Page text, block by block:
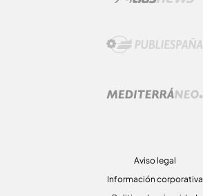
Aviso legal
Información corporativa